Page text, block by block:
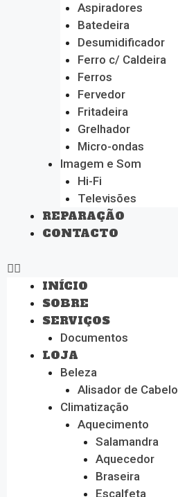
Aspiradores
Batedeira
Desumidificador
Ferro c/ Caldeira
Ferros
Fervedor
Fritadeira
Grelhador
Micro-ondas
Imagem e Som
Hi-Fi
Televisões
REPARAÇÃO
CONTACTO
INÍCIO
SOBRE
SERVIÇOS
Documentos
LOJA
Beleza
Alisador de Cabelo
Climatização
Aquecimento
Salamandra
Aquecedor
Braseira
Escalfeta